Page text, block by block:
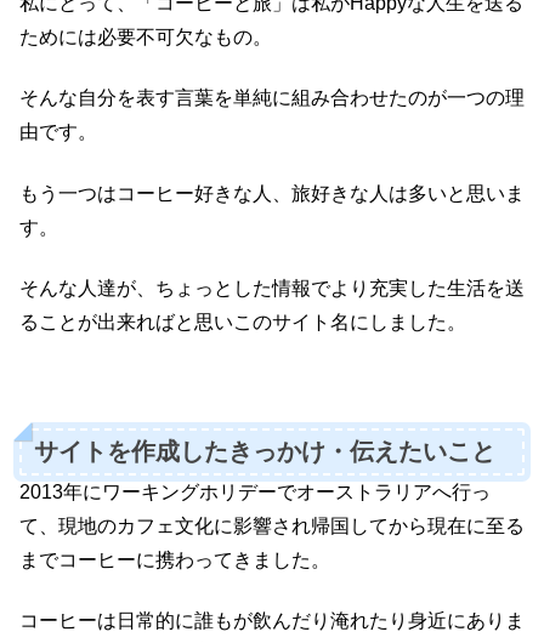
ためには必要不可欠なもの。
そんな自分を表す言葉を単純に組み合わせたのが一つの理
由です。
もう一つはコーヒー好きな人、旅好きな人は多いと思いま
す。
そんな人達が、ちょっとした情報でより充実した生活を送
ることが出来ればと思いこのサイト名にしました。
サイトを作成したきっかけ・伝えたいこと
2013年にワーキングホリデーでオーストラリアへ行っ
て、現地のカフェ文化に影響され帰国してから現在に至る
までコーヒーに携わってきました。
コーヒーは日常的に誰もが飲んだり淹れたり身近にありま